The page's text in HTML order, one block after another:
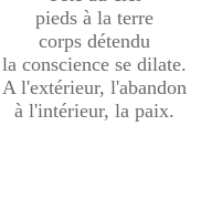
pieds à la terre
corps détendu
la conscience se dilate.
A l'extérieur, l'abandon
à l'intérieur, la paix.